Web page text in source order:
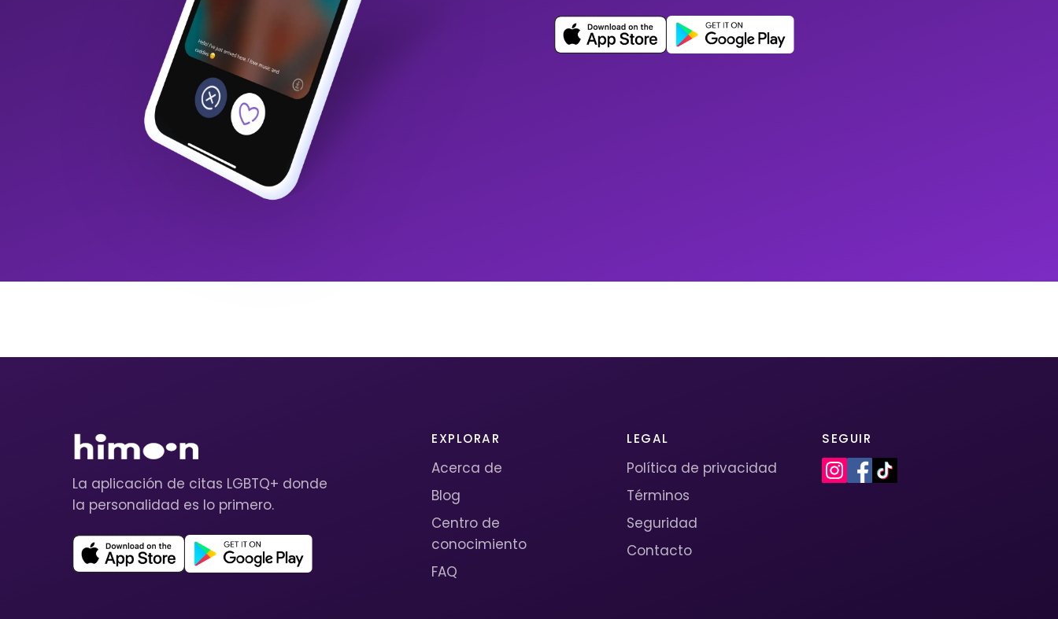
La aplicación de citas LGBTQ+ donde
la personalidad es lo primero.
EXPLORAR
Acerca de
Blog
Centro de
conocimiento
FAQ
LEGAL
Política de privacidad
Términos
Seguridad
Contacto
SEGUIR